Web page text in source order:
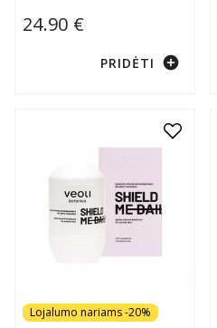
24.90 €
PRIDĖTI add_circle
Lojalumo nariams -20%